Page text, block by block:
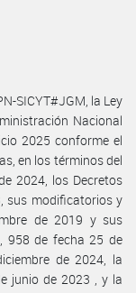
SICYT#JGM, la Ley
Nacional
2025 conforme el
en los términos del
2024, los Decretos
sus modificatorios y
de 2019 y sus
958 de fecha 25 de
de 2024, la
junio de 2023 , y la